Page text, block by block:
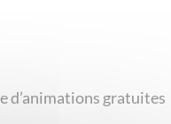
d’animations gratuites